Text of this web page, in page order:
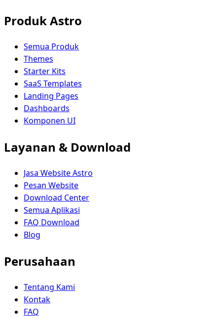
Produk Astro
Semua Produk
Themes
Starter Kits
SaaS Templates
Landing Pages
Dashboards
Komponen UI
Layanan & Download
Jasa Website Astro
Pesan Website
Download Center
Semua Aplikasi
FAQ Download
Blog
Perusahaan
Tentang Kami
Kontak
FAQ